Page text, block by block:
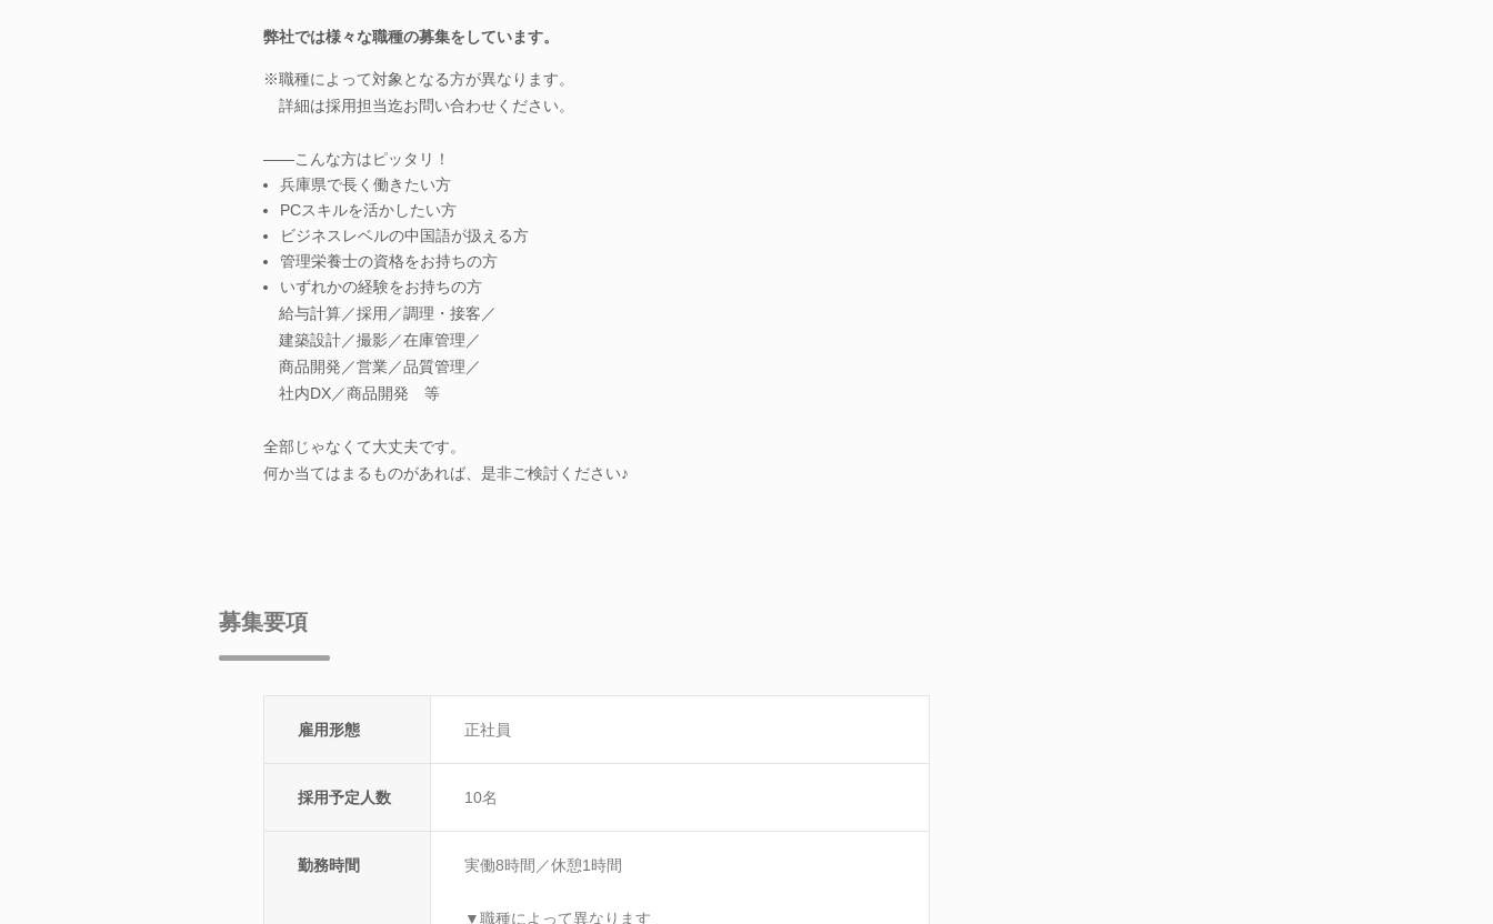
弊社では様々な職種の募集をしています。
※職種によって対象となる方が異なります。
詳細は採用担当迄お問い合わせください。
――こんな方はピッタリ！
兵庫県で長く働きたい方
PCスキルを活かしたい方
ビジネスレベルの中国語が扱える方
管理栄養士の資格をお持ちの方
いずれかの経験をお持ちの方
給与計算／採用／調理・接客／
建築設計／撮影／在庫管理／
商品開発／営業／品質管理／
社内DX／商品開発 等
全部じゃなくて大丈夫です。
何か当てはまるものがあれば、是非ご検討ください♪
募集要項
雇用形態 正社員
採用予定人数 10名
勤務時間 実働8時間／休憩1時間
▼職種によって異なります